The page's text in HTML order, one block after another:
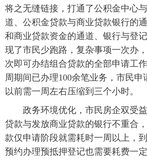
将之无缝链接，打通了公积金中心
道、公积金贷款与商业贷款银行的
和商业贷款资金的通道、银行与登
现了市民少跑路，复杂事项一次办
次即可办结组合贷款的全部申请工
周期间已办理100余笔业务，市民申
以前需一周左右压缩到三个小时。
政务环境优化，市民房企双受益
贷款与发放商业贷款的银行不重合
款仅申请阶段就需耗时一周以上，
预约办理预抵押登记也需要耗费一